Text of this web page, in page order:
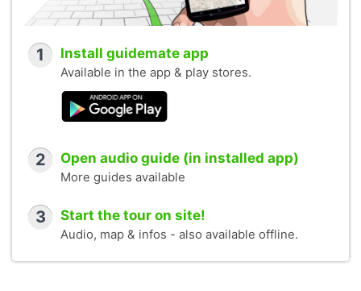
1 Install guidemate app
Available in the app & play stores.
2 Open audio guide (in installed app)
More guides available
3 Start the tour on site!
Audio, map & infos - also available offline.